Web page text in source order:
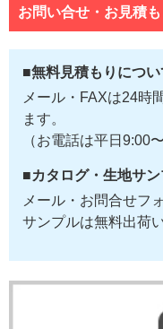
お問い合せ・お見積
■無料見積もりについ
メール・FAXは24時
ます。
（お電話は平日9:00
■カタログ・生地サ
メール・お問合せフ
サンプルは無料出荷